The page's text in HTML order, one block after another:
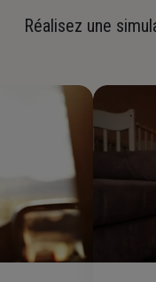
Réalisez une